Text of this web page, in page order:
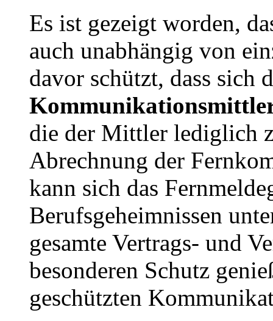
Es ist gezeigt worden,
auch unabhängig von
davor schützt, dass sich
die der Mittler lediglich
Abrechnung der
kann sich das
Berufsgeheimnissen
gesamte Vertrags- und
besonderen Schutz
geschützten